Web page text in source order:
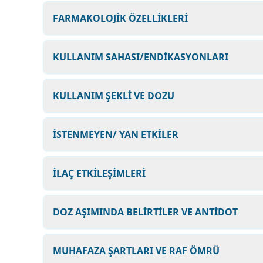
FARMAKOLOJİK ÖZELLİKLERİ
KULLANIM SAHASI/ENDİKASYONLARI
KULLANIM ŞEKLİ VE DOZU
İSTENMEYEN/ YAN ETKİLER
İLAÇ ETKİLEŞİMLERİ
DOZ AŞIMINDA BELİRTİLER VE ANTİDOT
MUHAFAZA ŞARTLARI VE RAF ÖMRÜ